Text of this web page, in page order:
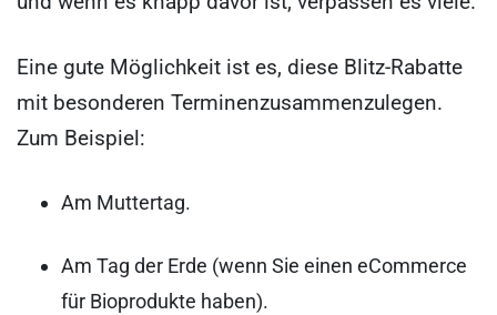
Eine gute Möglichkeit ist es, diese Blitz-Rabatte
mit besonderen Terminenzusammenzulegen.
Zum Beispiel:
Am Muttertag.
Am Tag der Erde (wenn Sie einen eCommerce
für Bioprodukte haben).